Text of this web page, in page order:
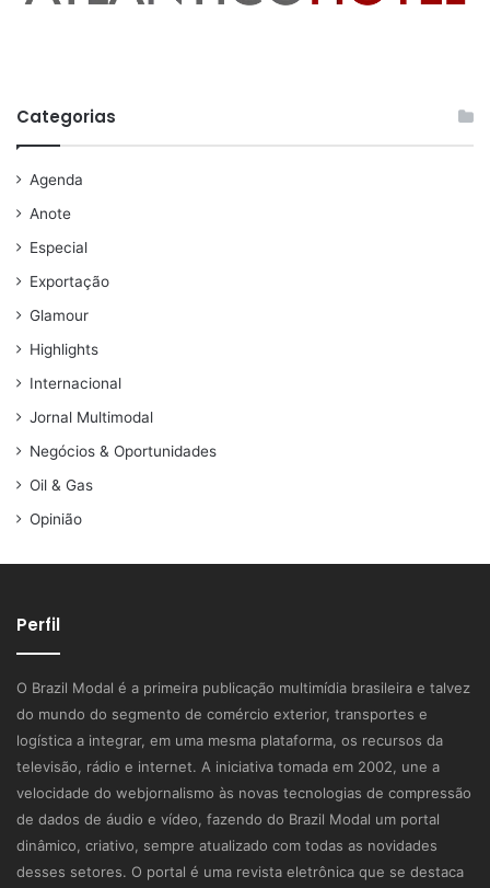
Categorias
Agenda
Anote
Especial
Exportação
Glamour
Highlights
Internacional
Jornal Multimodal
Negócios & Oportunidades
Oil & Gas
Opinião
Perfil
O Brazil Modal é a primeira publicação multimídia brasileira e talvez
do mundo do segmento de comércio exterior, transportes e
logística a integrar, em uma mesma plataforma, os recursos da
televisão, rádio e internet. A iniciativa tomada em 2002, une a
velocidade do webjornalismo às novas tecnologias de compressão
de dados de áudio e vídeo, fazendo do Brazil Modal um portal
dinâmico, criativo, sempre atualizado com todas as novidades
desses setores. O portal é uma revista eletrônica que se destaca